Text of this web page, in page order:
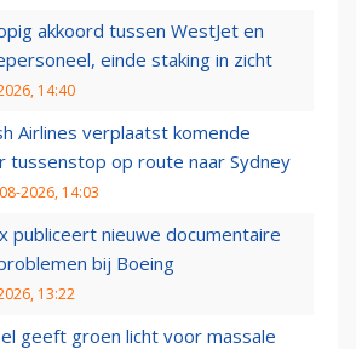
akkoord tussen WestJet en
einde staking in zicht
14:40
Airlines verplaatst komende
tussenstop op route naar Sydney
2026, 14:03
publiceert nieuwe documentaire
bij Boeing
13:22
geeft groen licht voor massale